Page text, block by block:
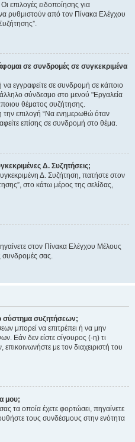
επιλογές ειδοποίησης για
ρυθμιστούν από τον Πίνακα Ελέγχου
σε συνδρομές σε συγκεκριμένα
να εγγραφείτε σε συνδρομή σε κάποιο
σύνδεσμο στο μενού "Εργαλεία
θέματος συζήτησης.
την επιλογή “Να ενημερωθώ όταν
επίσης σε συνδρομή στο θέμα.
Δ. Συζητήσεις;
Δ. Συζήτηση, πατήστε στον
στο κάτω μέρος της σελίδας,
στον Πίνακα Ελέγχου Μέλους
συνδρομές σας.
σύστημα συζητήσεων;
μπορεί να επιτρέπει ή να μην
Εάν δεν είστε σίγουρος (-η) τι
με τον διαχειριστή του
μου;
τα οποία έχετε φορτώσει, πηγαίνετε
τους συνδέσμους στην ενότητα